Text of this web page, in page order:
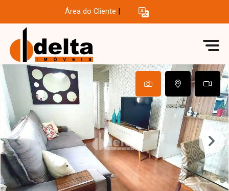
Área do Cliente